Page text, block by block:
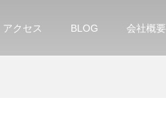
アクセス BLOG 会社概要